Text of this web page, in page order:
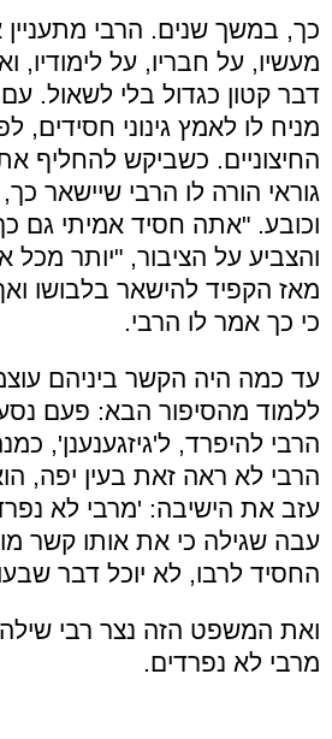
כך, במשך שנים. הרבי
מעשיו, על חבריו, על לימודיו,
דבר קטון כגדול בלי לשאול.
מניח לו לאמץ גינוני חסידים,
החיצוניים. כשביקש להחליף
גוראי הורה לו הרבי שיישאר
וכובע. "אתה חסיד אמיתי גם
והצביע על הציבור, "יותר מכל
מאז הקפיד להישאר בלבושו
כי כך אמר לו הרבי.
עד כמה היה הקשר ביניהם
ללמוד מהסיפור הבא: פעם
הרבי להיפרד, ל'גיזגענענן',
הרבי לא ראה זאת בעין יפה,
עזב את הישיבה: 'מרבי לא
עבה שגילה כי את אותו קשר
החסיד לרבו, לא יוכל דבר
ואת המשפט הזה נצר רבי שילה
מרבי לא נפרדים.